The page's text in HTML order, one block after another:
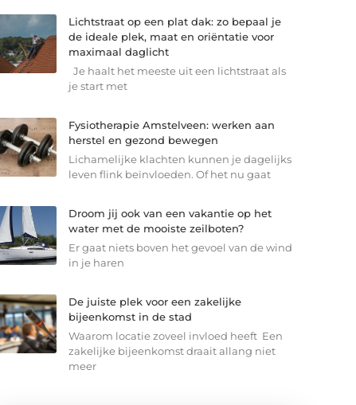
Lichtstraat op een plat dak: zo bepaal je
de ideale plek, maat en oriëntatie voor
maximaal daglicht
Je haalt het meeste uit een lichtstraat als
je start met
Fysiotherapie Amstelveen: werken aan
herstel en gezond bewegen
Lichamelijke klachten kunnen je dagelijks
leven flink beïnvloeden. Of het nu gaat
Droom jij ook van een vakantie op het
water met de mooiste zeilboten?
Er gaat niets boven het gevoel van de wind
in je haren
De juiste plek voor een zakelijke
bijeenkomst in de stad
Waarom locatie zoveel invloed heeft Een
zakelijke bijeenkomst draait allang niet
meer